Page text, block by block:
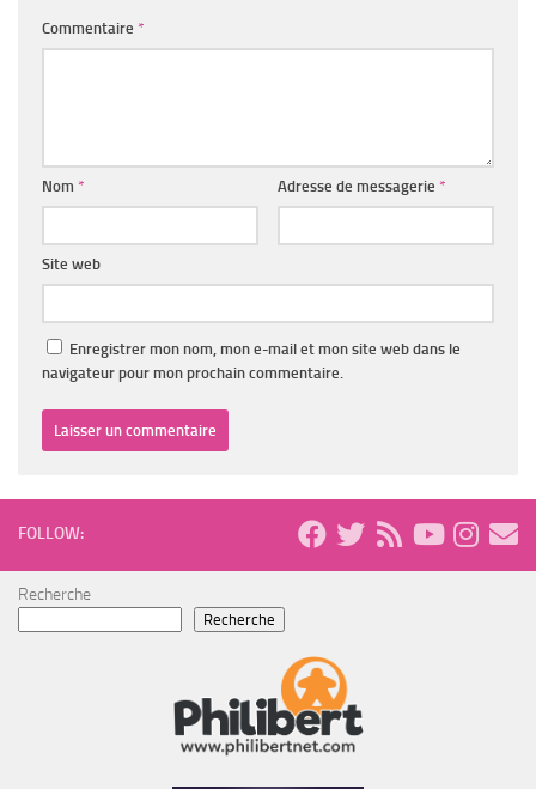
Commentaire *
Nom * Adresse de messagerie *
Site web
Enregistrer mon nom, mon e-mail et mon site web dans le
navigateur pour mon prochain commentaire.
FOLLOW:
Recherche
Recherche